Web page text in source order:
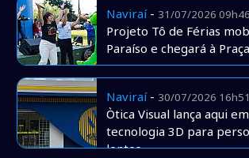
Naviraí- 31/07/2026
Projeto Tô de Férias
Paraíso e chegará à
Naviraí- 30/07/2026
Òtica Visual lança aqui
tecnologia 3D para
lentes